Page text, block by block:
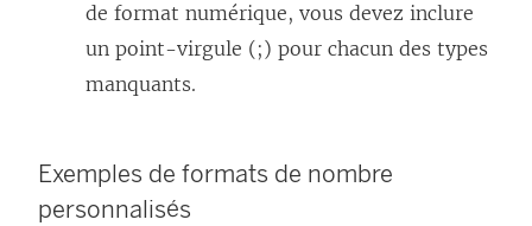
de format numérique, vous devez inclure
un point-virgule (;) pour chacun des types
manquants.
Exemples de formats de nombre
personnalisés